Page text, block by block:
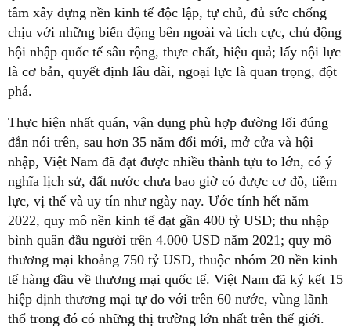
tâm xây dựng nền kinh tế độc lập, tự chủ, đủ sức chống
chịu với những biến động bên ngoài và tích cực, chủ động
hội nhập quốc tế sâu rộng, thực chất, hiệu quả; lấy nội lực
là cơ bản, quyết định lâu dài, ngoại lực là quan trọng, đột
phá.
Thực hiện nhất quán, vận dụng phù hợp đường lối đúng
đắn nói trên, sau hơn 35 năm đổi mới, mở cửa và hội
nhập, Việt Nam đã đạt được nhiều thành tựu to lớn, có ý
nghĩa lịch sử, đất nước chưa bao giờ có được cơ đồ, tiềm
lực, vị thế và uy tín như ngày nay. Ước tính hết năm
2022, quy mô nền kinh tế đạt gần 400 tỷ USD; thu nhập
bình quân đầu người trên 4.000 USD năm 2021; quy mô
thương mại khoảng 750 tỷ USD, thuộc nhóm 20 nền kinh
tế hàng đầu về thương mại quốc tế. Việt Nam đã ký kết 15
hiệp định thương mại tự do với trên 60 nước, vùng lãnh
thổ trong đó có những thị trường lớn nhất trên thế giới.